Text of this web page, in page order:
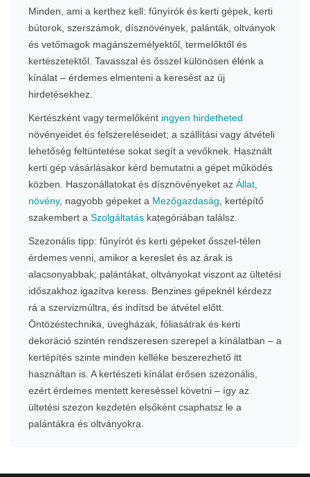
Minden, ami a kerthez kell: fűnyírók és kerti gépek, kerti
bútorok, szerszámok, dísznövények, palánták, oltványok
és vetőmagok magánszemélyektől, termelőktől és
kertészetektől. Tavasszal és ősszel különösen élénk a
kínálat – érdemes elmenteni a keresést az új
hirdetésekhez.
Kertészként vagy termelőként ingyen hirdetheted
növényeidet és felszereléseidet; a szállítási vagy átvételi
lehetőség feltüntetése sokat segít a vevőknek. Használt
kerti gép vásárlásakor kérd bemutatni a gépet működés
közben. Haszonállatokat és dísznövényeket az Állat,
növény, nagyobb gépeket a Mezőgazdaság , kertépítő
szakembert a Szolgáltatás kategóriában találsz.
Szezonális tipp: fűnyírót és kerti gépeket ősszel-télen
érdemes venni, amikor a kereslet és az árak is
alacsonyabbak; palántákat, oltványokat viszont az ültetési
időszakhoz igazítva keress. Benzines gépeknél kérdezz
rá a szervizmúltra, és indítsd be átvétel előtt.
Öntözéstechnika, üvegházak, fóliasátrak és kerti
dekoráció szintén rendszeresen szerepel a kínálatban – a
kertépítés szinte minden kelléke beszerezhető itt
használtan is. A kertészeti kínálat erősen szezonális,
ezért érdemes mentett kereséssel követni – így az
ültetési szezon kezdetén elsőként csaphatsz le a
palántákra és oltványokra.